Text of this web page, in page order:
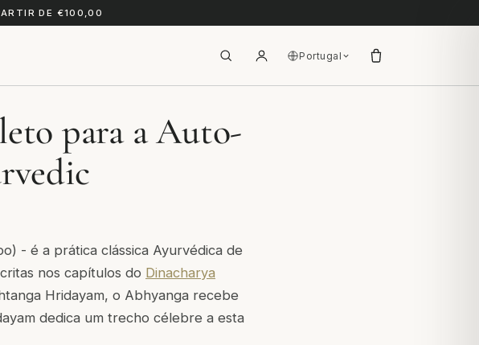
DE €100,00
Portugal
para a Auto-
- é a prática clássica Ayurvédica de
nos capítulos do Dinacharya
Hridayam, o Abhyanga recebe
dedica um trecho célebre a esta